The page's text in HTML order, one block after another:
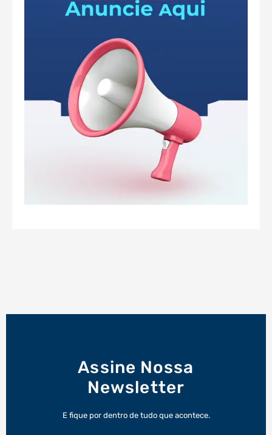
Assine Nossa
Newsletter
E fique por dentro de tudo que acontece.